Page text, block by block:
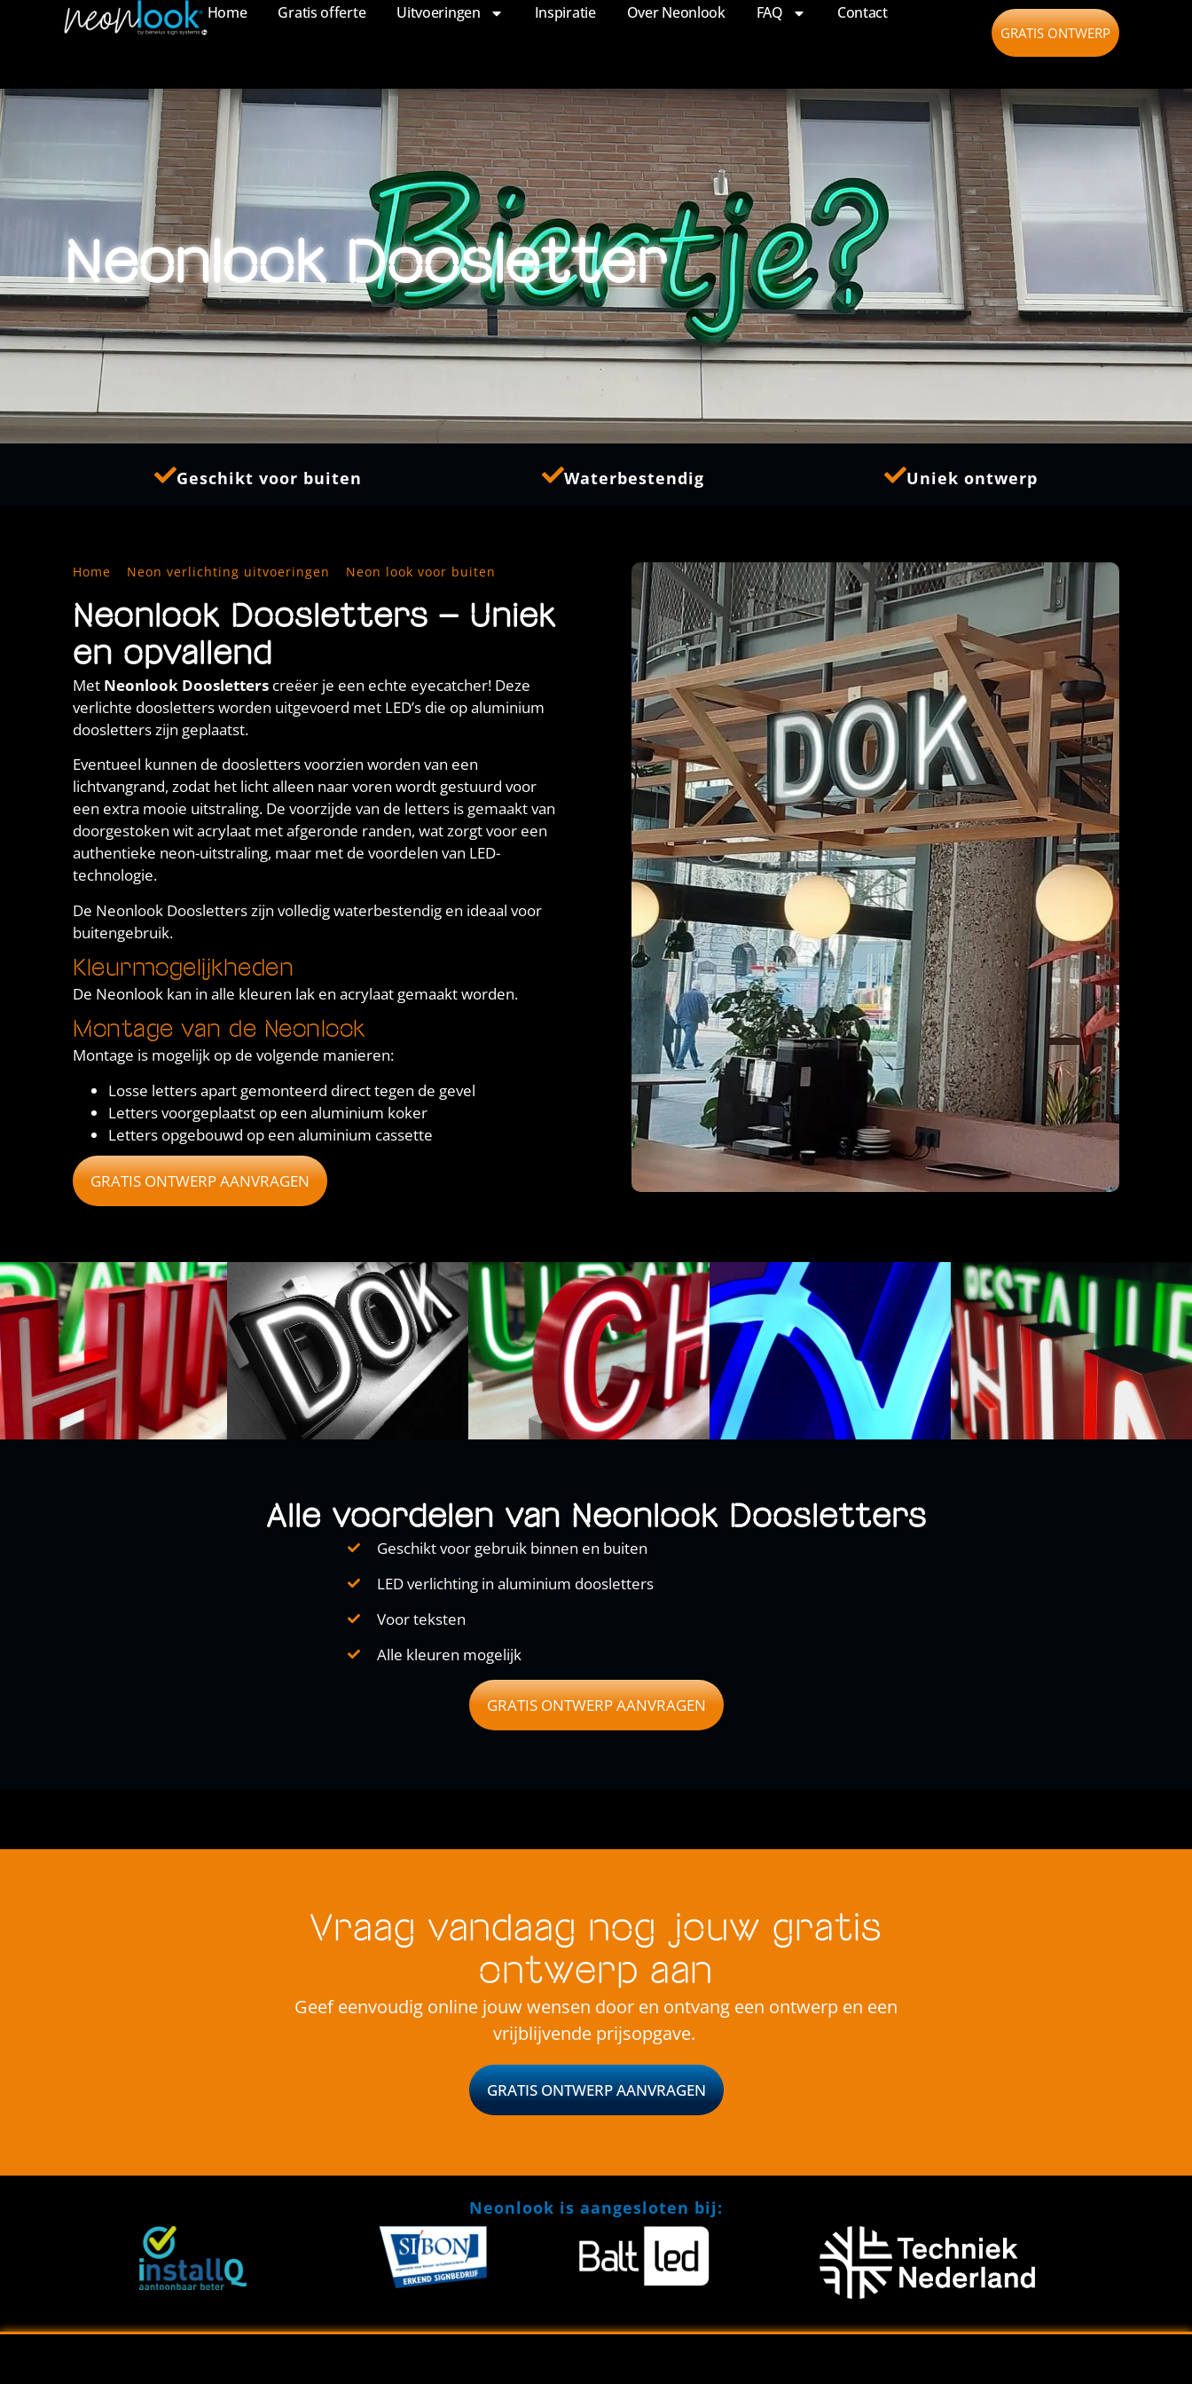
Home Gratis offerte Uitvoeringen Inspiratie Over Neonlook FAQ Contact
GRATIS ONTWERP
Neonlook Doosletter
Geschikt voor buiten Waterbestendig Uniek ontwerp
Home Neon verlichting uitvoeringen Neon look voor buiten
Neonlook Doosletters – Uniek
en opvallend
Met Neonlook Doosletters creëer je een echte eyecatcher! Deze
verlichte doosletters worden uitgevoerd met LED’s die op aluminium
doosletters zijn geplaatst.
Eventueel kunnen de doosletters voorzien worden van een
lichtvangrand, zodat het licht alleen naar voren wordt gestuurd voor
een extra mooie uitstraling. De voorzijde van de letters is gemaakt van
doorgestoken wit acrylaat met afgeronde randen, wat zorgt voor een
authentieke neon-uitstraling, maar met de voordelen van LED-
technologie.
De Neonlook Doosletters zijn volledig waterbestendig en ideaal voor
buitengebruik.
Kleurmogelijkheden
De Neonlook kan in alle kleuren lak en acrylaat gemaakt worden.
Montage van de Neonlook
Montage is mogelijk op de volgende manieren:
Losse letters apart gemonteerd direct tegen de gevel
Letters voorgeplaatst op een aluminium koker
Letters opgebouwd op een aluminium cassette
GRATIS ONTWERP AANVRAGEN
Alle voordelen van Neonlook Doosletters
Geschikt voor gebruik binnen en buiten
LED verlichting in aluminium doosletters
Voor teksten
Alle kleuren mogelijk
GRATIS ONTWERP AANVRAGEN
Vraag vandaag nog jouw gratis
ontwerp aan
Geef eenvoudig online jouw wensen door en ontvang een ontwerp en een
vrijblijvende prijsopgave.
GRATIS ONTWERP AANVRAGEN
Neonlook is aangesloten bij: